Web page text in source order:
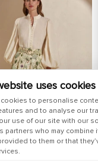
uses cookies
cookies to personalise
and to analyse our
use of our site with our
partners who may
to them or that